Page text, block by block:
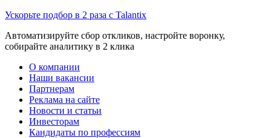
Ускорьте подбор в 2 раза с Talantix
Автоматизируйте сбор откликов, настройте воронку,
собирайте аналитику в 2 клика
О компании
Наши вакансии
Партнерам
Реклама на сайте
Новости и статьи
Инвесторам
Кандидаты по профессиям